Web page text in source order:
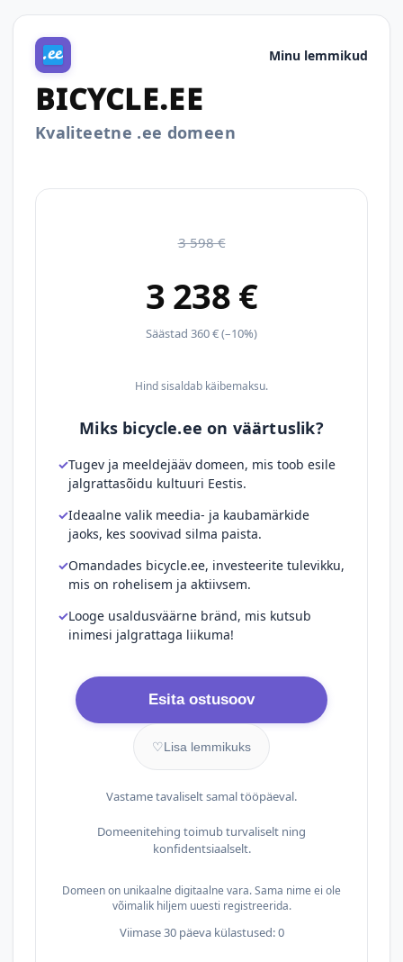
Minu lemmikud
BICYCLE.EE
Kvaliteetne .ee domeen
3 598 €
3 238 €
Säästad 360 € (–10%)
Hind sisaldab käibemaksu.
Miks bicycle.ee on väärtuslik?
Tugev ja meeldejääv domeen, mis toob esile
jalgrattasõidu kultuuri Eestis.
Ideaalne valik meedia- ja kaubamärkide
jaoks, kes soovivad silma paista.
Omandades bicycle.ee, investeerite tulevikku,
mis on rohelisem ja aktiivsem.
Looge usaldusväärne bränd, mis kutsub
inimesi jalgrattaga liikuma!
Esita ostusoov
♡Lisa lemmikuks
Vastame tavaliselt samal tööpäeval.
Domeenitehing toimub turvaliselt ning
konfidentsiaalselt.
Domeen on unikaalne digitaalne vara. Sama nime ei ole
võimalik hiljem uuesti registreerida.
Viimase 30 päeva külastused: 0